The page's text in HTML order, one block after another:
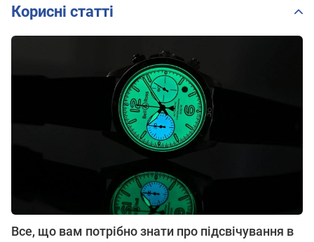
Корисні статті
Все, що вам потрібно знати про підсвічування в